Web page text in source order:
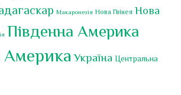
Макаронезія Нова Гвінея Нова
Південна Америка
Америка Україна Центральна